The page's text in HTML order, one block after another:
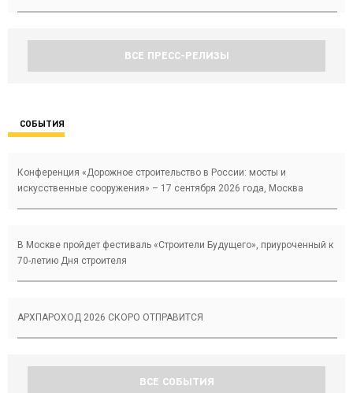
ВСЕ ПРЕСС-РЕЛИЗЫ
СОБЫТИЯ
Конференция «Дорожное строительство в России: мосты и
искусственные сооружения» – 17 сентября 2026 года, Москва
В Москве пройдет фестиваль «Строители Будущего», приуроченный к
70-летию Дня строителя
АРХПАРОХОД 2026 СКОРО ОТПРАВИТСЯ
ВСЕ СОБЫТИЯ